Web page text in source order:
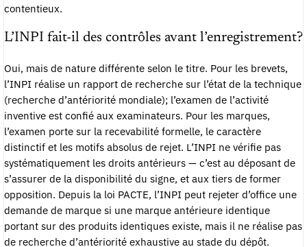
contentieux.
L’INPI fait-il des contrôles avant l’enregistrement?
Oui, mais de nature différente selon le titre. Pour les brevets,
l’INPI réalise un rapport de recherche sur l’état de la technique
(recherche d’antériorité mondiale); l’examen de l’activité
inventive est confié aux examinateurs. Pour les marques,
l’examen porte sur la recevabilité formelle, le caractère
distinctif et les motifs absolus de rejet. L’INPI ne vérifie pas
systématiquement les droits antérieurs — c’est au déposant de
s’assurer de la disponibilité du signe, et aux tiers de former
opposition. Depuis la loi PACTE, l’INPI peut rejeter d’office une
demande de marque si une marque antérieure identique
portant sur des produits identiques existe, mais il ne réalise pas
de recherche d’antériorité exhaustive au stade du dépôt.